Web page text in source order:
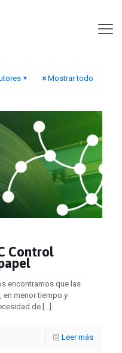
Mostrar todo
Control
encontramos que las
en menor tiempo y
de […]
Leer más